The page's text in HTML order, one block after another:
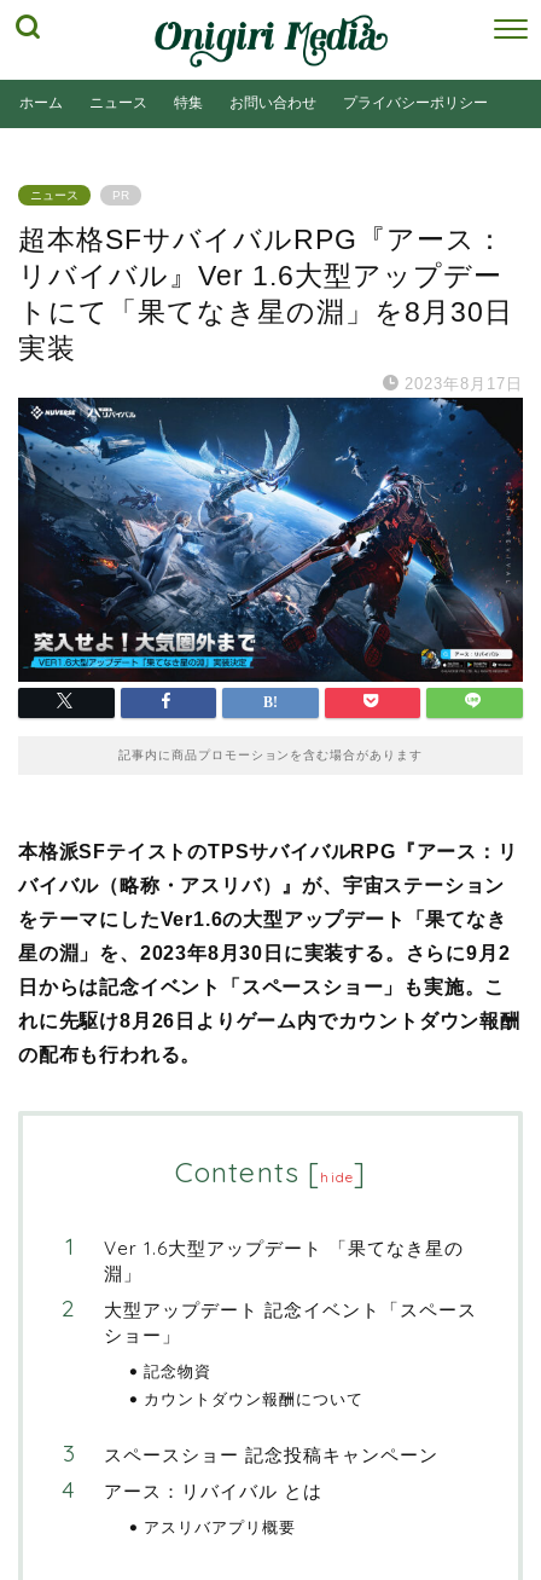
ホーム ニュース 特集 お問い合わせ プライバシーポリシー
ニュース PR
超本格SFサバイバルRPG『アース：
リバイバル』Ver 1.6大型アップデー
トにて「果てなき星の淵」を8月30日
実装
2023年8月17日
記事内に商品プロモーションを含む場合があります
本格派SFテイストのTPSサバイバルRPG『アース：リ
バイバル（略称・アスリバ）』が、宇宙ステーション
をテーマにしたVer1.6の大型アップデート「果てなき
星の淵」を、2023年8月30日に実装する。さらに9月2
日からは記念イベント「スペースショー」も実施。 こ
れに先駆け8月26日よりゲーム内でカウントダウン報酬
の配布も行われる。
Contents [hide]
Ver 1.6大型アップデート 「果てなき星の
淵」
大型アップデート 記念イベント「スペース
ショー」
記念物資
カウントダウン報酬について
スペースショー 記念投稿キャンペーン
アース：リバイバル とは
アスリバアプリ概要